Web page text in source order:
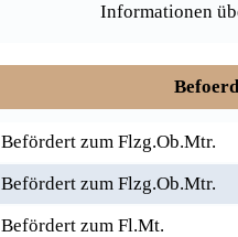
Informationen
Befördert zum Flzg.Ob.Mtr.
Befördert zum Flzg.Ob.Mtr.
Befördert zum Fl.Mt.